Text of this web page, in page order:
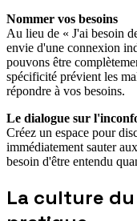
Nommer vos besoins
Au lieu de « J'ai besoin
envie d'une connexion
pouvons être
spécificité prévient les
répondre à vos besoins.
Le dialogue sur
Créez un espace pour
immédiatement sauter
besoin d'être entendu
La culture